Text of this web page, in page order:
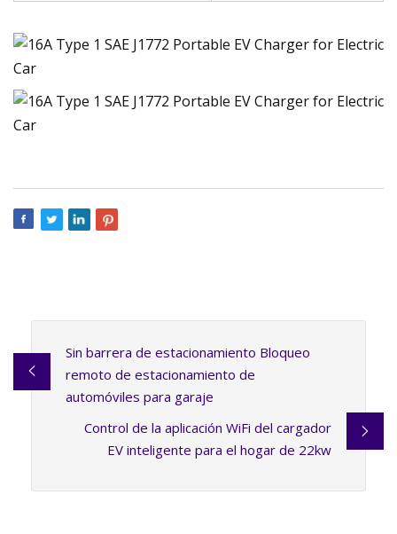
Sin barrera de estacionamiento Bloqueo
remoto de estacionamiento de
automóviles para garaje
Control de la aplicación WiFi del cargador
EV inteligente para el hogar de 22kw